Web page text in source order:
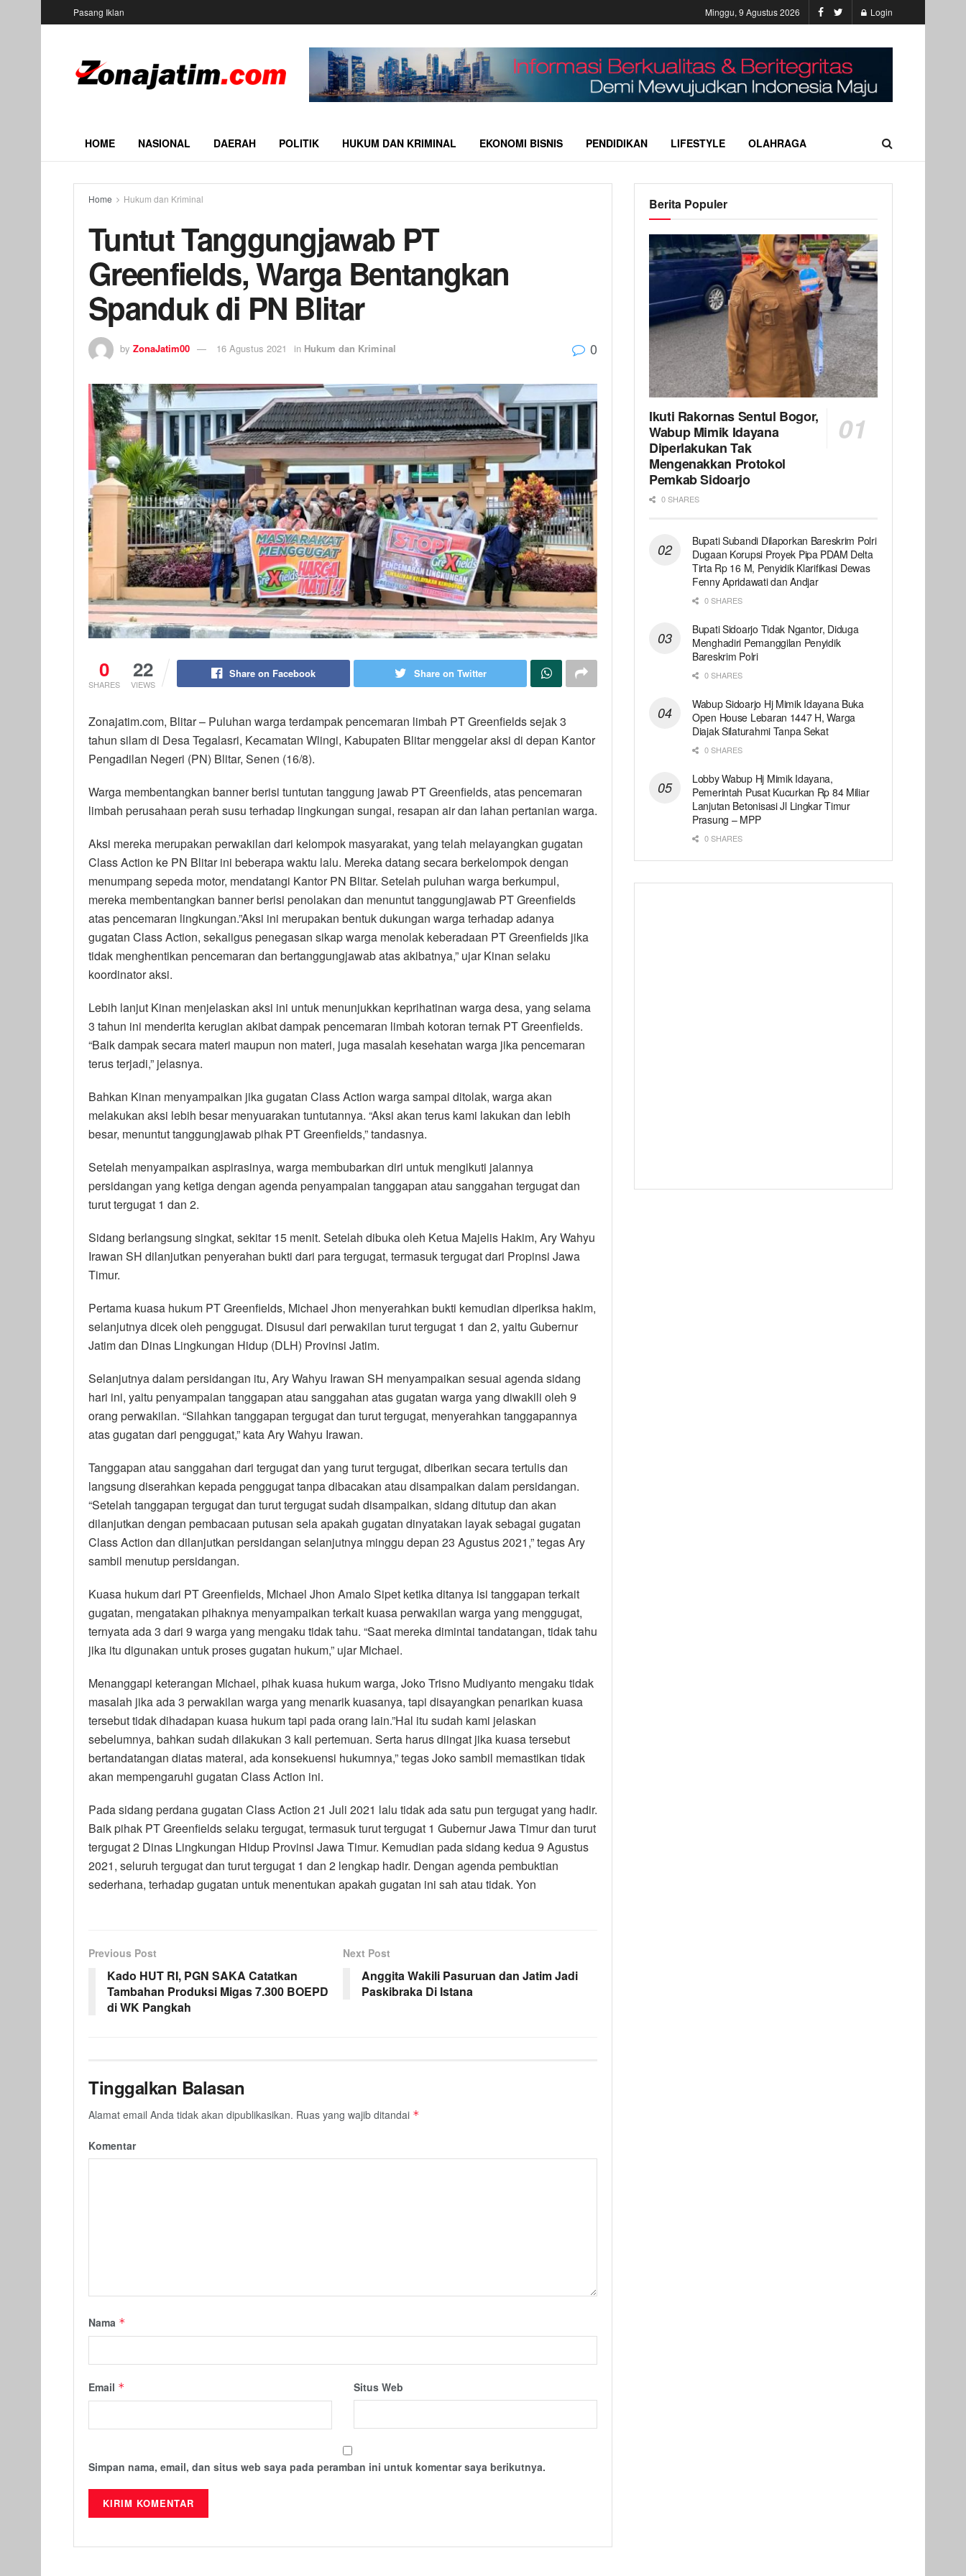
Pasang Iklan Minggu, 9 Agustus 2026 Login
HOME NASIONAL DAERAH POLITIK HUKUM DAN KRIMINAL EKONOMI BISNIS PENDIDIKAN LIFESTYLE OLAHRAGA
Home Hukum dan Kriminal
Tuntut Tanggungjawab PT
Greenfields, Warga Bentangkan
Spanduk di PN Blitar
by ZonaJatim00 16 Agustus 2021 in Hukum dan Kriminal 0
0
SHARES
22
VIEWS
Share on Facebook Share on Twitter
Zonajatim.com, Blitar – Puluhan warga terdampak pencemaran limbah PT Greenfields sejak 3
tahun silam di Desa Tegalasri, Kecamatan Wlingi, Kabupaten Blitar menggelar aksi di depan Kantor
Pengadilan Negeri (PN) Blitar, Senen (16/8).
Warga membentangkan banner berisi tuntutan tanggung jawab PT Greenfields, atas pencemaran
limbah perusahaan perah susu terhadap lingkungan sungai, resapan air dan lahan pertanian warga.
Aksi mereka merupakan perwakilan dari kelompok masyarakat, yang telah melayangkan gugatan
Class Action ke PN Blitar ini beberapa waktu lalu. Mereka datang secara berkelompok dengan
menumpang sepeda motor, mendatangi Kantor PN Blitar. Setelah puluhan warga berkumpul,
mereka membentangkan banner berisi penolakan dan menuntut tanggungjawab PT Greenfields
atas pencemaran lingkungan.”Aksi ini merupakan bentuk dukungan warga terhadap adanya
gugatan Class Action, sekaligus penegasan sikap warga menolak keberadaan PT Greenfields jika
tidak menghentikan pencemaran dan bertanggungjawab atas akibatnya,” ujar Kinan selaku
koordinator aksi.
Lebih lanjut Kinan menjelaskan aksi ini untuk menunjukkan keprihatinan warga desa, yang selama
3 tahun ini menderita kerugian akibat dampak pencemaran limbah kotoran ternak PT Greenfields.
“Baik dampak secara materi maupun non materi, juga masalah kesehatan warga jika pencemaran
terus terjadi,” jelasnya.
Bahkan Kinan menyampaikan jika gugatan Class Action warga sampai ditolak, warga akan
melakukan aksi lebih besar menyuarakan tuntutannya. “Aksi akan terus kami lakukan dan lebih
besar, menuntut tanggungjawab pihak PT Greenfields,” tandasnya.
Setelah menyampaikan aspirasinya, warga membubarkan diri untuk mengikuti jalannya
persidangan yang ketiga dengan agenda penyampaian tanggapan atau sanggahan tergugat dan
turut tergugat 1 dan 2.
Sidang berlangsung singkat, sekitar 15 menit. Setelah dibuka oleh Ketua Majelis Hakim, Ary Wahyu
Irawan SH dilanjutkan penyerahan bukti dari para tergugat, termasuk tergugat dari Propinsi Jawa
Timur.
Pertama kuasa hukum PT Greenfields, Michael Jhon menyerahkan bukti kemudian diperiksa hakim,
selanjutnya dicek oleh penggugat. Disusul dari perwakilan turut tergugat 1 dan 2, yaitu Gubernur
Jatim dan Dinas Lingkungan Hidup (DLH) Provinsi Jatim.
Selanjutnya dalam persidangan itu, Ary Wahyu Irawan SH menyampaikan sesuai agenda sidang
hari ini, yaitu penyampaian tanggapan atau sanggahan atas gugatan warga yang diwakili oleh 9
orang perwakilan. “Silahkan tanggapan tergugat dan turut tergugat, menyerahkan tanggapannya
atas gugatan dari penggugat,” kata Ary Wahyu Irawan.
Tanggapan atau sanggahan dari tergugat dan yang turut tergugat, diberikan secara tertulis dan
langsung diserahkan kepada penggugat tanpa dibacakan atau disampaikan dalam persidangan.
“Setelah tanggapan tergugat dan turut tergugat sudah disampaikan, sidang ditutup dan akan
dilanjutkan dengan pembacaan putusan sela apakah gugatan dinyatakan layak sebagai gugatan
Class Action dan dilanjutkan persidangan selanjutnya minggu depan 23 Agustus 2021,” tegas Ary
sambil menutup persidangan.
Kuasa hukum dari PT Greenfields, Michael Jhon Amalo Sipet ketika ditanya isi tanggapan terkait
gugatan, mengatakan pihaknya menyampaikan terkait kuasa perwakilan warga yang menggugat,
ternyata ada 3 dari 9 warga yang mengaku tidak tahu. “Saat mereka dimintai tandatangan, tidak tahu
jika itu digunakan untuk proses gugatan hukum,” ujar Michael.
Menanggapi keterangan Michael, pihak kuasa hukum warga, Joko Trisno Mudiyanto mengaku tidak
masalah jika ada 3 perwakilan warga yang menarik kuasanya, tapi disayangkan penarikan kuasa
tersebut tidak dihadapan kuasa hukum tapi pada orang lain.”Hal itu sudah kami jelaskan
sebelumnya, bahkan sudah dilakukan 3 kali pertemuan. Serta harus diingat jika kuasa tersebut
bertandatangan diatas materai, ada konsekuensi hukumnya,” tegas Joko sambil memastikan tidak
akan mempengaruhi gugatan Class Action ini.
Pada sidang perdana gugatan Class Action 21 Juli 2021 lalu tidak ada satu pun tergugat yang hadir.
Baik pihak PT Greenfields selaku tergugat, termasuk turut tergugat 1 Gubernur Jawa Timur dan turut
tergugat 2 Dinas Lingkungan Hidup Provinsi Jawa Timur. Kemudian pada sidang kedua 9 Agustus
2021, seluruh tergugat dan turut tergugat 1 dan 2 lengkap hadir. Dengan agenda pembuktian
sederhana, terhadap gugatan untuk menentukan apakah gugatan ini sah atau tidak. Yon
Previous Post
Kado HUT RI, PGN SAKA Catatkan
Tambahan Produksi Migas 7.300 BOEPD
di WK Pangkah
Next Post
Anggita Wakili Pasuruan dan Jatim Jadi
Paskibraka Di Istana
Tinggalkan Balasan
Alamat email Anda tidak akan dipublikasikan. Ruas yang wajib ditandai *
Komentar
Nama *
Email * Situs Web
Simpan nama, email, dan situs web saya pada peramban ini untuk komentar saya berikutnya.
Berita Populer
Ikuti Rakornas Sentul Bogor,
Wabup Mimik Idayana
Diperlakukan Tak
Mengenakkan Protokol
Pemkab Sidoarjo
0 SHARES
Bupati Subandi Dilaporkan Bareskrim Polri
Dugaan Korupsi Proyek Pipa PDAM Delta
Tirta Rp 16 M, Penyidik Klarifikasi Dewas
Fenny Apridawati dan Andjar
0 SHARES
Bupati Sidoarjo Tidak Ngantor, Diduga
Menghadiri Pemanggilan Penyidik
Bareskrim Polri
0 SHARES
Wabup Sidoarjo Hj Mimik Idayana Buka
Open House Lebaran 1447 H, Warga
Diajak Silaturahmi Tanpa Sekat
0 SHARES
Lobby Wabup Hj Mimik Idayana,
Pemerintah Pusat Kucurkan Rp 84 Miliar
Lanjutan Betonisasi Jl Lingkar Timur
Prasung – MPP
0 SHARES